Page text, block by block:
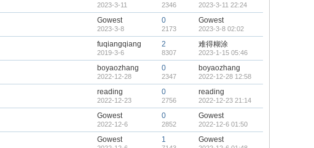
2023-3-11 2346 2023-3-11 22:24
Gowest
2023-3-8
0
2173
Gowest
2023-3-8 02:02
fuqiangqiang
2019-3-6
2
8307
难得糊涂
2023-1-15 05:46
boyaozhang
2022-12-28
0
2347
boyaozhang
2022-12-28 12:58
reading
2022-12-23
0
2756
reading
2022-12-23 21:14
Gowest
2022-12-6
0
2852
Gowest
2022-12-6 01:50
Gowest 1 Gowest